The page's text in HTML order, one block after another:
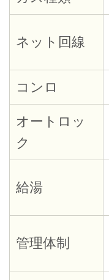
ネット回線
コンロ
オートロッ
ク
給湯
管理体制